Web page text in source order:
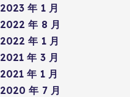
2023 年 1 月
2022 年 8 月
2022 年 1 月
2021 年 3 月
2021 年 1 月
2020 年 7 月